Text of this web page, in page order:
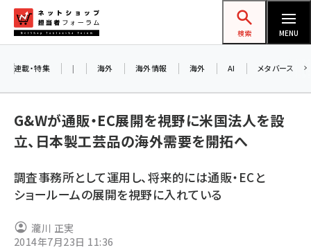
ン
ネットショップ担当者フォーラム
検索 MENU
yahoo (1900)
ecbeing (1207)
連載・特集 | 海外 海外情報 海外 AI メタバース
G&Wが通販・EC展開を視野に米国法人を設
立、日本製工芸品の海外需要を開拓へ
調査事務所として運用し、将来的には通販・ECと
ショールームの展開を視野に入れている
瀧川 正実
2014年7月23日 11:36